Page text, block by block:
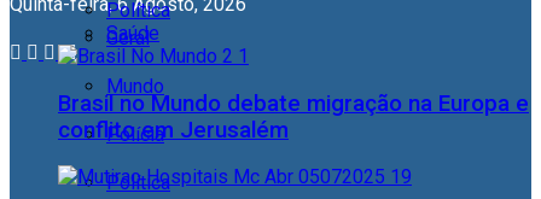
Geral
Mundo
Polícia
Política
Política
Saúde
Brasil no Mundo debate migração na Europa e
conflito em Jerusalém